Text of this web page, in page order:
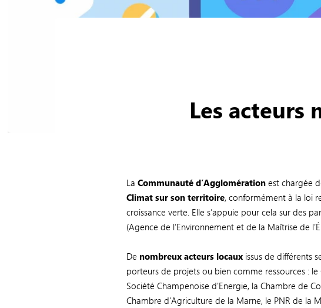
Les acteurs
LaCommunauté d’Agglomération est chargée
Climat sur son territoire, conformément à la loi
croissance verte. Elle s’appuie pour cela sur des
(Agence de l’Environnement et de la Maîtrise de
De nombreux acteurs locaux issus de différents
porteurs de projets ou bien comme ressources : le
Société Champenoise d'Energie, la Chambre de
Chambre d'Agriculture de la Marne, le PNR de la